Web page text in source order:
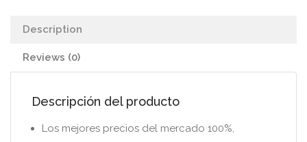
Description
Reviews (0)
Descripción del producto
Los mejores precios del mercado 100%,